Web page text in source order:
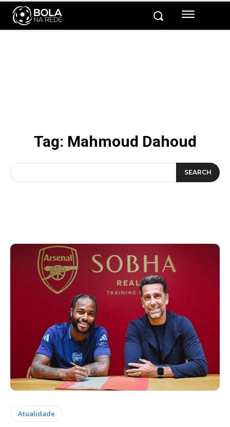
Tag: Mahmoud Dahoud
SEARCH
Atualidade